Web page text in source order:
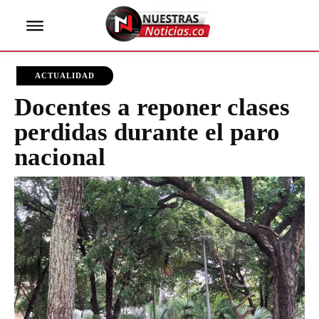
ACTUALIDAD
Docentes a reponer clases
perdidas durante el paro
nacional